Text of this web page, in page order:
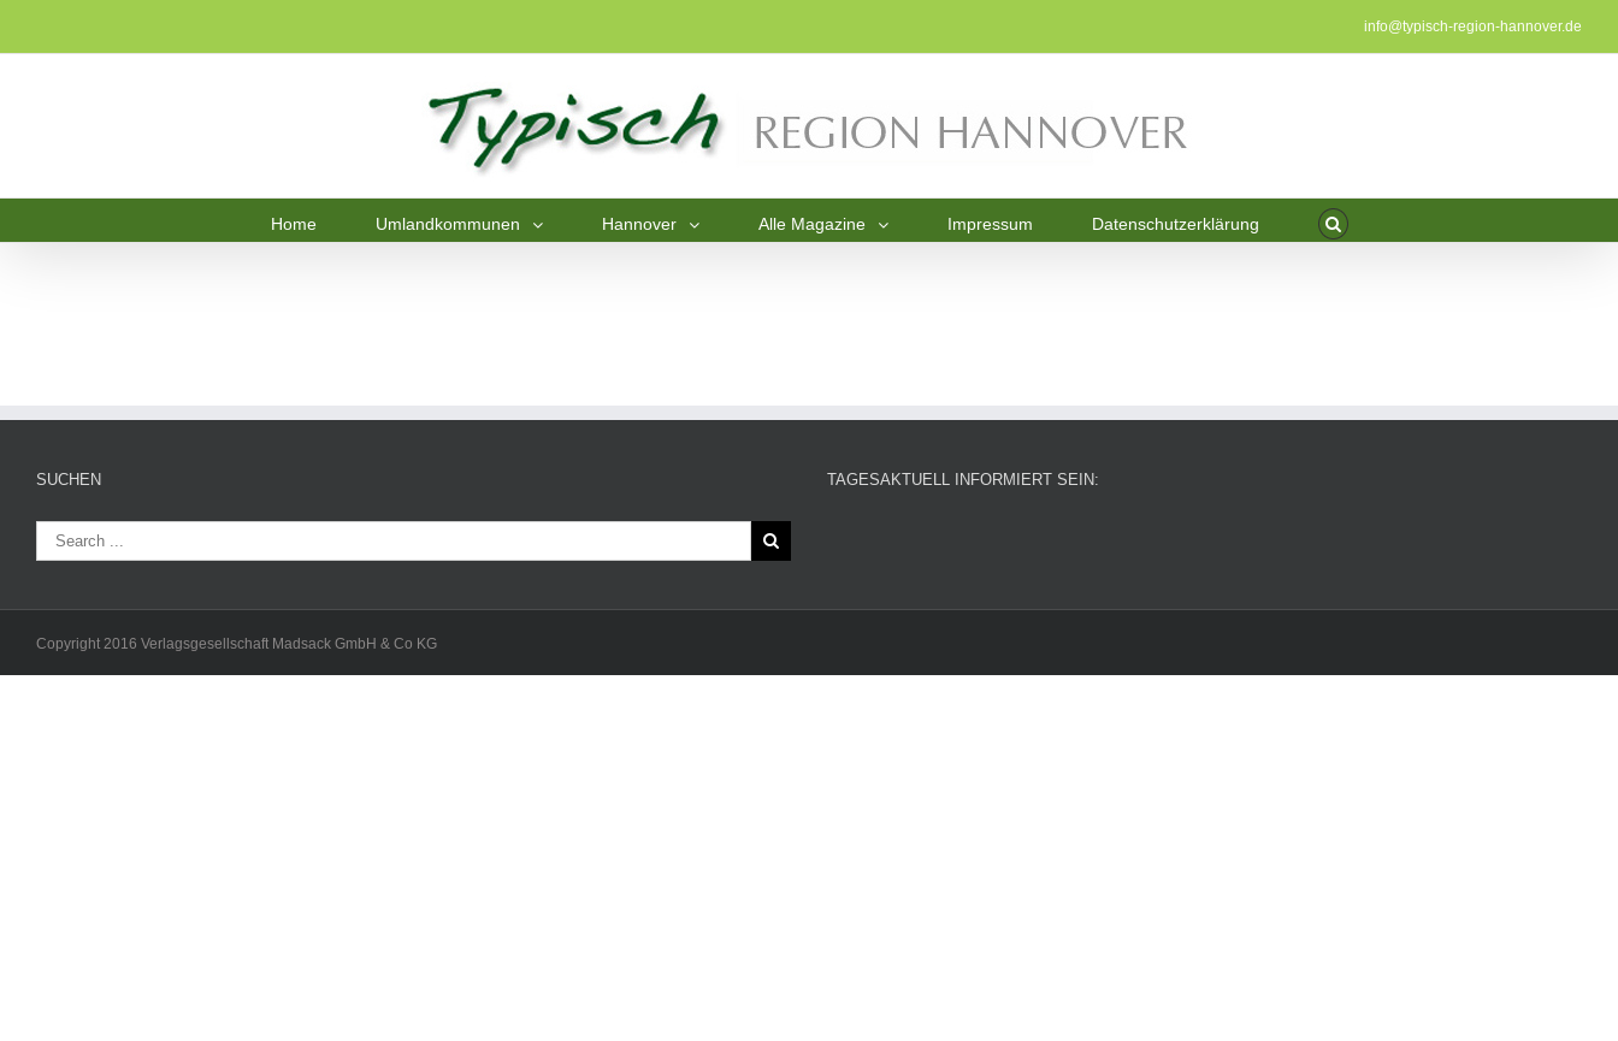
info@typisch-region-hannover.de
Home Umlandkommunen Hannover Alle Magazine Impressum Datenschutzerklärung
SUCHEN TAGESAKTUELL INFORMIERT SEIN:
Copyright 2016 Verlagsgesellschaft Madsack GmbH & Co KG